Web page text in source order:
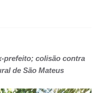
prefeito; colisão contra
de São Mateus